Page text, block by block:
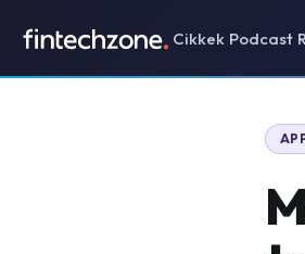
Cikkek Podcast